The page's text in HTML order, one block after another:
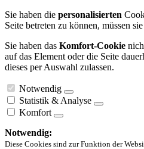
Sie haben die personalisierten
Seite betreten zu können, müssen
Sie haben das Komfort-Cookie
auf das Element oder die Seite
dieses per Auswahl zulassen.
Notwendig
Statistik & Analyse
Komfort
Notwendig:
Diese Cookies sind zur Funktion der